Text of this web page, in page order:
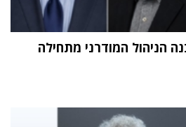
הניהול המודרני מתחילה